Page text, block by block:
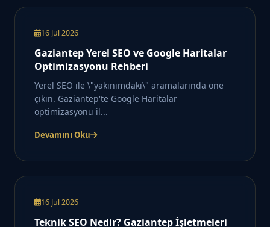
16 Jul 2026
Gaziantep Yerel SEO ve Google Haritalar
Optimizasyonu Rehberi
Yerel SEO ile \"yakınımdaki\" aramalarında öne
çıkın. Gaziantep'te Google Haritalar
optimizasyonu il...
Devamını Oku
16 Jul 2026
Teknik SEO Nedir? Gaziantep İşletmeleri